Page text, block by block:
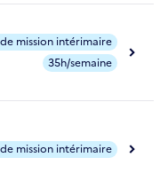
mission intérimaire
35h/semaine
mission intérimaire